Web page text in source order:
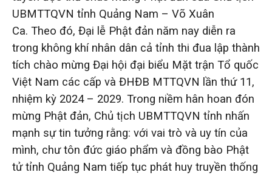
UBMTTQVN tỉnh Quảng Nam – Võ Xuân
Ca. Theo đó, Đại lễ Phật đản năm nay diễn ra
trong không khí nhân dân cả tỉnh thi đua lập thành
tích chào mừng Đại hội đại biểu Mặt trận Tổ quốc
Việt Nam các cấp và ĐHĐB MTTQVN lần thứ 11,
nhiệm kỳ 2024 – 2029. Trong niềm hân hoan đón
mừng Phật đản, Chủ tịch UBMTTQVN tỉnh nhấn
mạnh sự tin tưởng rằng: với vai trò và uy tín của
mình, chư tôn đức giáo phẩm và đồng bào Phật
tử tỉnh Quảng Nam tiếp tục phát huy truyền thống